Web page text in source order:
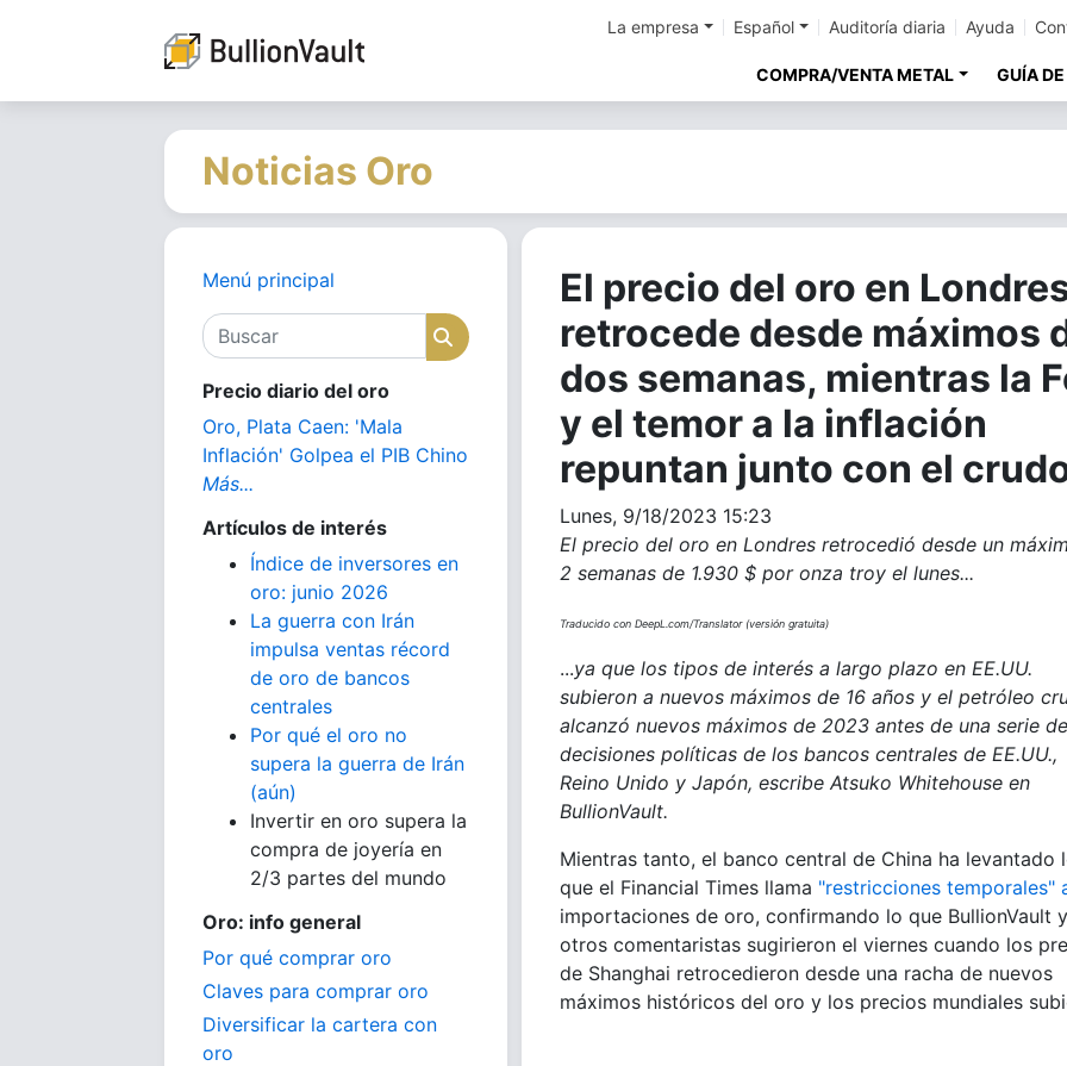
La empresa Español Auditoría diaria Ayuda
COMPRA/VENTA METAL GUÍA
Noticias Oro
Menú principal
Buscar
Buscar
Precio diario del oro
Oro, Plata Caen: 'Mala
Inflación' Golpea el PIB Chino
Más...
Artículos de interés
Índice de inversores en
oro: junio 2026
La guerra con Irán
impulsa ventas récord
de oro de bancos
centrales
Por qué el oro no
supera la guerra de Irán
(aún)
Invertir en oro supera la
compra de joyería en
2/3 partes del mundo
Oro: info general
Por qué comprar oro
Claves para comprar oro
Diversificar la cartera con
oro
El precio del oro en
retrocede desde máximos
dos semanas, mientras la
y el temor a la inflación
repuntan junto con el
Lunes, 9/18/2023 15:23
El precio del oro en Londres retrocedió desde un
2 semanas de 1.930 $ por onza troy el lunes...
Traducido con DeepL.com/Translator (versión gratuita)
...ya que los tipos de interés a largo plazo en EE.UU.
subieron a nuevos máximos de 16 años y el petróleo
alcanzó nuevos máximos de 2023 antes de una serie de
decisiones políticas de los bancos centrales de EE.UU.,
Reino Unido y Japón, escribe Atsuko Whitehouse en
BullionVault.
Mientras tanto, el banco central de China ha levantado
que el Financial Times llama "restricciones temporales"
importaciones de oro, confirmando lo que BullionVault y
otros comentaristas sugirieron el viernes cuando los
de Shanghai retrocedieron desde una racha de nuevos
máximos históricos del oro y los precios mundiales